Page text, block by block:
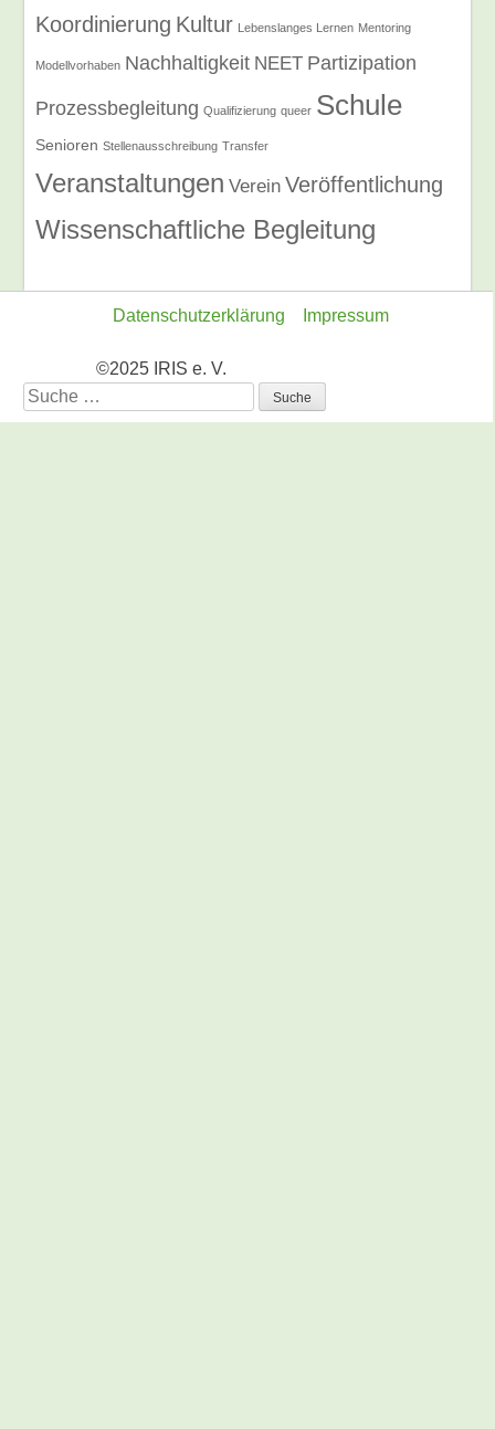
Koordinierung Kultur Lebenslanges Lernen Mentoring
Modellvorhaben Nachhaltigkeit NEET Partizipation
Prozessbegleitung Qualifizierung queer Schule
Senioren Stellenausschreibung Transfer
Veranstaltungen Verein Veröffentlichung
Wissenschaftliche Begleitung
Datenschutzerklärung Impressum
©2025 IRIS e. V.
Suche
nach: